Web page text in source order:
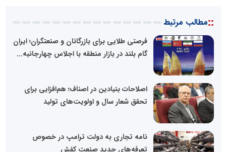
::مطالب مرتبط
فرصتی طلایی برای بازرگانان و صنعتگران؛ ایران
گام بلند در بازار منطقه با اجلاس چهارجانبه...
اصلاحات بنیادین در اصناف؛ هم‌افزایی برای
تحقق شعار سال و اولویت‌های تولید
نامه تجاری به دولت ترامپ در خصوص
تعرفه‌های جدید صنعت کفش